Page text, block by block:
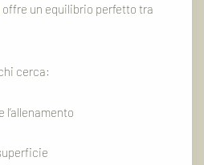
offre un equilibrio perfetto tra
cerca:
l’allenamento